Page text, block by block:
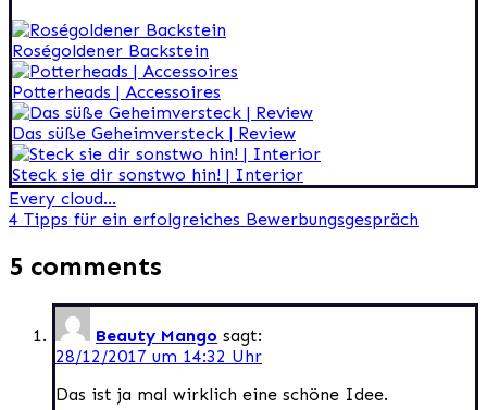
Roségoldener Backstein
Potterheads | Accessoires
Das süße Geheimversteck | Review
Steck sie dir sonstwo hin! | Interior
Beitragsnavigation
Every cloud…
4 Tipps für ein erfolgreiches Bewerbungsgespräch
5 comments
Beauty Mango sagt:
28/12/2017 um 14:32 Uhr
Das ist ja mal wirklich eine schöne Idee.